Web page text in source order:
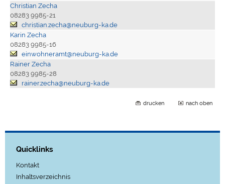
Christian Zecha
08283 9985-21
christian.zecha@neuburg-ka.de
Karin Zecha
08283 9985-16
einwohneramt@neuburg-ka.de
Rainer Zecha
08283 9985-28
rainer.zecha@neuburg-ka.de
drucken nach oben
Quicklinks
Kontakt
Inhaltsverzeichnis